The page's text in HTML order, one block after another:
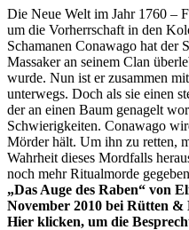
Die Neue Welt im Jahr 1760 –
um die Vorherrschaft in den
Schamanen Conawago hat der
Massaker an seinem Clan
wurde. Nun ist er zusammen
unterwegs. Doch als sie einen
der an einen Baum genagelt
Schwierigkeiten. Conawago
Mörder hält. Um ihn zu retten,
Wahrheit dieses Mordfalls
noch mehr Ritualmorde
„Das Auge des Raben“ von
November 2010 bei Rütten &
Hier klicken, um die